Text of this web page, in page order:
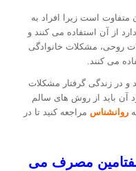
است زیرا افراد به
از آن استفاده می کنند و
روحی، مشکلات خانوادگی
می کنند.
در زندگی گرفتار مشکلات
آن باید از روش های سالم
روانشناس مراجعه کنید تا در
مصرف می